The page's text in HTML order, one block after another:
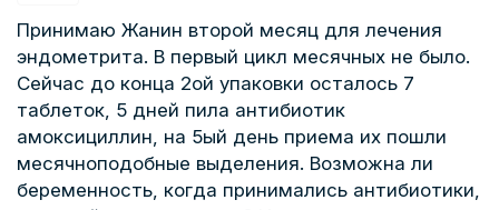
Принимаю Жанин второй месяц для лечения
эндометрита. В первый цикл месячных не было.
Сейчас до конца 2ой упаковки осталось 7
таблеток, 5 дней пила антибиотик
амоксициллин, на 5ый день приема их пошли
месячноподобные выделения. Возможна ли
беременность, когда принимались антибиотики,